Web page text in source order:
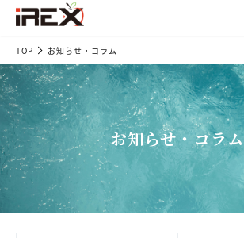
TOP お知らせ・コラム
お知らせ・コラム